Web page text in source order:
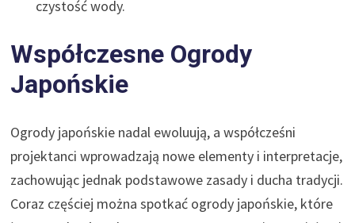
czystość wody.
Współczesne Ogrody
Japońskie
Ogrody japońskie nadal ewoluują, a współcześni
projektanci wprowadzają nowe elementy i interpretacje,
zachowując jednak podstawowe zasady i ducha tradycji.
Coraz częściej można spotkać ogrody japońskie, które